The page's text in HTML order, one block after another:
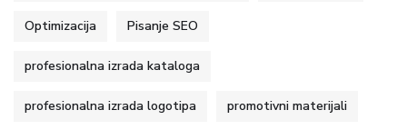
Optimizacija Pisanje SEO
profesionalna izrada kataloga
profesionalna izrada logotipa promotivni materijali